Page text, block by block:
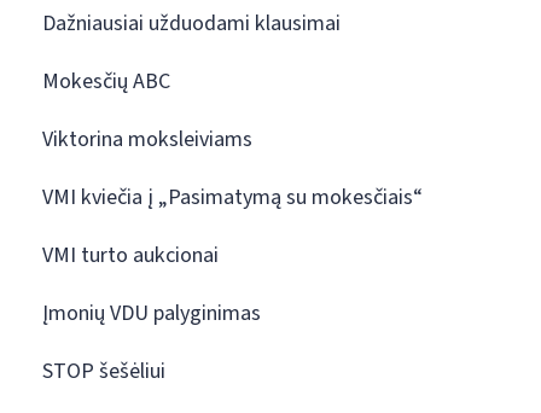
Dažniausiai užduodami klausimai
Mokesčių ABC
Viktorina moksleiviams
VMI kviečia į „Pasimatymą su mokesčiais“
VMI turto aukcionai
Įmonių VDU palyginimas
STOP šešėliui